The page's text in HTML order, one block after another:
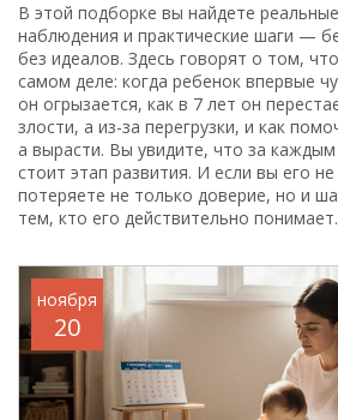
В этой подборке вы найдете
наблюдения и практические шаги —
без идеалов. Здесь говорят о том,
самом деле: когда ребенок впервые
он огрызается, как в 7 лет он
злости, а из-за перегрузки, и как
а вырасти. Вы увидите, что за
стоит этап развития. И если вы его
потеряете не только доверие, но и
тем, кто его действительно понимает.
ноября
20